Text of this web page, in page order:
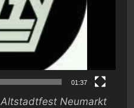
01:37
Altstadtfest Neumarkt